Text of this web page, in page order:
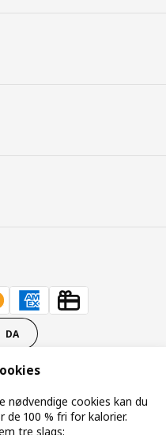
DA
tilgængelighed
nødvendige cookies kan du
de 100 % fri for kalorier.
tre slags: